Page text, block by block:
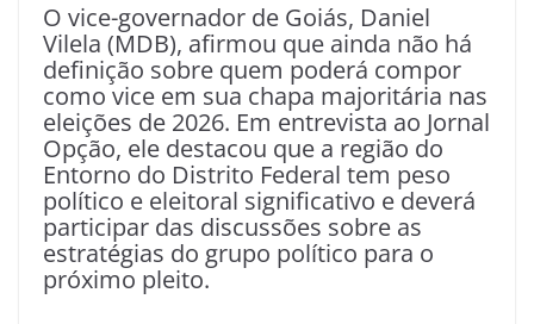
O vice-governador de Goiás, Daniel
Vilela (MDB), afirmou que ainda não há
definição sobre quem poderá compor
como vice em sua chapa majoritária nas
eleições de 2026. Em entrevista ao Jornal
Opção, ele destacou que a região do
Entorno do Distrito Federal tem peso
político e eleitoral significativo e deverá
participar das discussões sobre as
estratégias do grupo político para o
próximo pleito.